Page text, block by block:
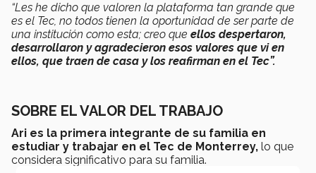
“Les he dicho que valoren la plataforma tan grande que
es el Tec, no todos tienen la oportunidad de ser parte de
una institución como esta; creo que ellos despertaron,
desarrollaron y agradecieron esos valores que vi en
ellos, que traen de casa y los reafirman en el Tec”.
SOBRE EL VALOR DEL TRABAJO
Ari es la primera integrante de su familia en
estudiar y trabajar en el Tec de Monterrey, lo que
considera significativo para su familia.